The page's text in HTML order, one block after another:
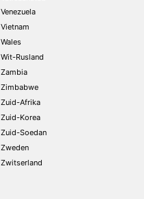
Venezuela
Vietnam
Wales
Wit-Rusland
Zambia
Zimbabwe
Zuid-Afrika
Zuid-Korea
Zuid-Soedan
Zweden
Zwitserland